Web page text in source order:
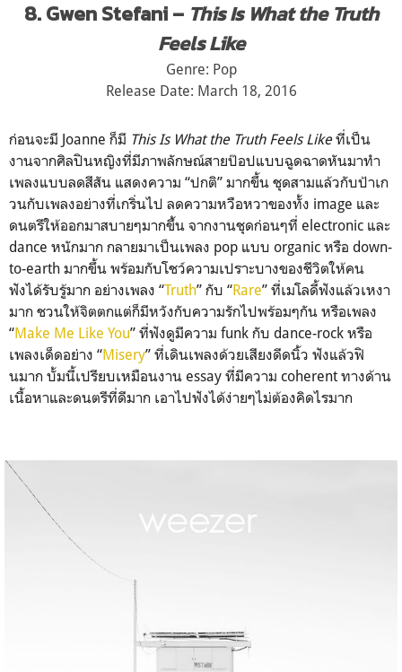
8. Gwen Stefani – This Is What the Truth
Feels Like
Genre: Pop
Release Date: March 18, 2016
ก่อนจะมี Joanne ก็มี This Is What the Truth Feels Likeที่เป็น
งานจากศิลปินหญิงที่มีภาพลักษณ์สายป๊อปแบบฉูดฉาดหันมาทำ
เพลงแบบลดสีสัน แสดงความ “ปกติ” มากขึ้น ชุดสามแล้วกับป้าเก
วนกับเพลงอย่างที่เกริ่นไป ลดความหวือหวาของทั้ง image และ
ดนตรีให้ออกมาสบายๆมากขึ้น จากงานชุดก่อนๆที่ electronic และ
dance หนักมาก กลายมาเป็นเพลง pop แบบ organic หรือ down-
to-earth มากขึ้น พร้อมกับโชว์ความเปราะบางของชีวิตให้คน
ฟังได้รับรู้มาก อย่างเพลง “Truth” กับ “Rare” ที่เมโลดี้ฟังแล้วเหงา
มาก ชวนให้จิตตกแต่ก็มีหวังกับความรักไปพร้อมๆกัน หรือเพลง
“Make Me Like You” ที่ฟังดูมีความ funk กับ dance-rock หรือ
เพลงเด็ดอย่าง “Misery” ที่เดินเพลงด้วยเสียงดีดนิ้ว ฟังแล้วฟิ
นมาก บั้มนี้เปรียบเหมือนงาน essay ที่มีความ coherent ทางด้าน
เนื้อหาและดนตรีที่ดีมาก เอาไปฟังได้ง่ายๆไม่ต้องคิดไรมาก